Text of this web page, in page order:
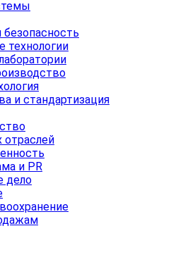
и стандартизация
отраслей
и PR
дело